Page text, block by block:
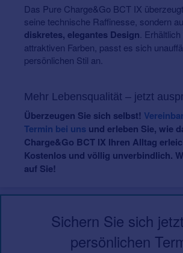
Das Pure Charge&Go BCT IX
seine technische Raffinesse, sondern
diskretes, elegantes Design .
attraktiven Farben, passt es sich
persönlichen Stil an.
Mehr Lebensqualität – jetzt
Überzeugen Sie sich selbst!
Termin bei uns und erleben Sie, wie
Charge&Go BCT IX Ihren Alltag
Kostenlos und völlig unverbindlich.
auf Sie!
Sichern Sie sich
persönlichen